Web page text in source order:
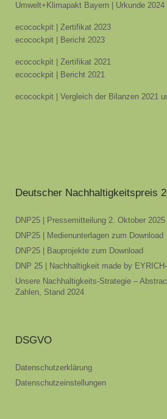
Umwelt+Klimapakt Bayern | Urkunde 2024
ecocockpit | Zertifikat 2023
ecocockpit | Bericht 2023
ecocockpit | Zertifikat 2021
ecocockpit | Bericht 2021
ecocockpit | Vergleich der Bilanzen 2021
Deutscher Nachhaltigkeitspreis
DNP25 | Pressemitteilung 2. Oktober 2025
DNP25 | Medienunterlagen zum Download
DNP25 | Bauprojekte zum Download
DNP 25 | Nachhaltigkeit made by
Unsere Nachhaltigkeits-Strategie –
Zahlen, Stand 2024
DSGVO
Datenschutzerklärung
Datenschutzeinstellungen